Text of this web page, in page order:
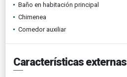
Baño en habitación principal
Chimenea
Comedor auxiliar
Características externas